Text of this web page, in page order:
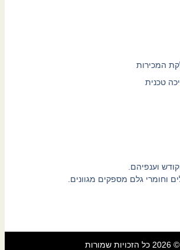
וענפיהם.
וחומרי גלם מספקים מגוונים.
המכירות
טכנית
© 2026 כל הזכויות שמורות